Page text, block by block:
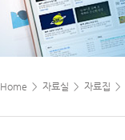
Home > 자료실 > 자료집 >